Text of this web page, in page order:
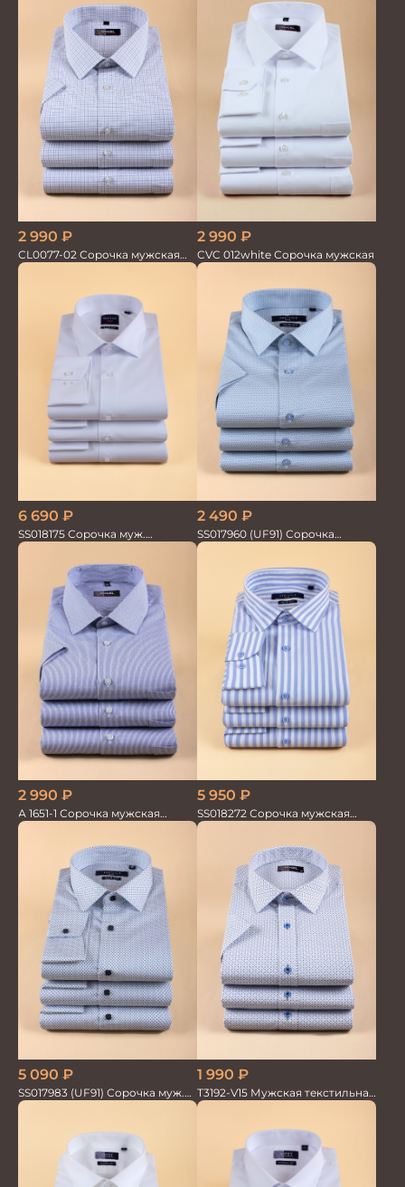
2 990 ₽
CL0077-02 Сорочка мужская
кор.рукав клетка
2 990 ₽
CVC 012white Сорочка мужская
6 690 ₽
SS018175 Сорочка муж.
GROSTYLE TRENDY
2 490 ₽
SS017960 (UF91) Сорочка
мужская кор. рук. GROSTYLE
2 990 ₽
А 1651-1 Сорочка мужская
кор.рукав
5 950 ₽
SS018272 Сорочка мужская
GROSTYLE PRIME
5 090 ₽
SS017983 (UF91) Сорочка муж.
GROSTYLE PRIME
1 990 ₽
T3192-V15 Мужская текстильная
рубашка / Сорочка